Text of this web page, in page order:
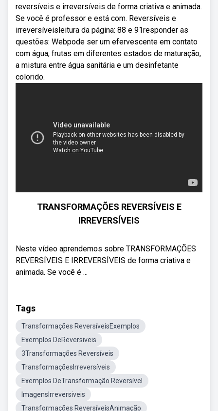
reversíveis e irreversíveis de forma criativa e animada.
Se você é professor e está com. Reversíveis e
irreversíveisleitura da página: 88 e 91responder as
questões: Webpode ser um efervescente em contato
com água, frutas em diferentes estados de maturação,
a mistura entre água sanitária e um desinfetante
colorido.
TRANSFORMAÇÕES REVERSÍVEIS E
IRREVERSÍVEIS
Neste vídeo aprendemos sobre TRANSFORMAÇÕES
REVERSÍVEIS E IRREVERSÍVEIS de forma criativa e
animada. Se você é ...
Tags
Transformações ReversíveisExemplos
Exemplos DeReversiveis
3Transformações Reversíveis
TransformaçõesIrreversíveis
Exemplos DeTransformação Reversível
ImagensIrreversiveis
Transformações ReversíveisAnimação